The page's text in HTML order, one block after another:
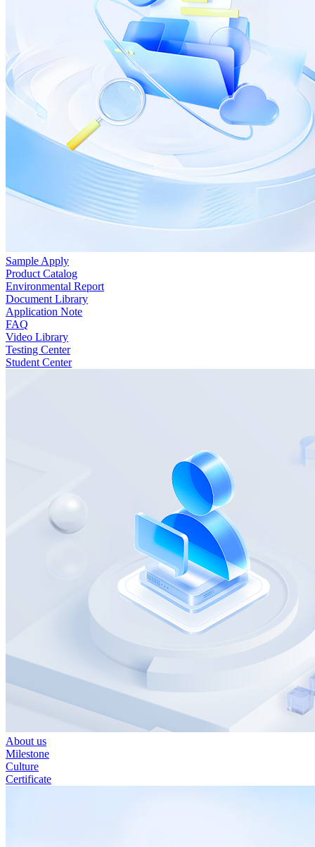
Sample Apply
Product Catalog
Environmental Report
Document Library
Application Note
FAQ
Video Library
Testing Center
Student Center
About us
Milestone
Culture
Certificate